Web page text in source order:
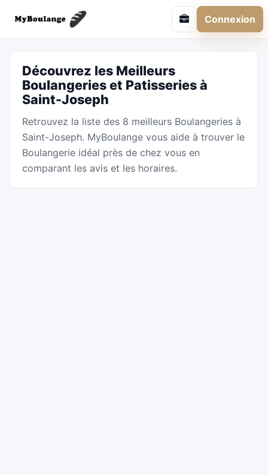
Connexion
Découvrez les Meilleurs
Boulangeries et Patisseries à
Saint-Joseph
Retrouvez la liste des 8 meilleurs Boulangeries à
Saint-Joseph. MyBoulange vous aide à trouver le
Boulangerie idéal près de chez vous en
comparant les avis et les horaires.